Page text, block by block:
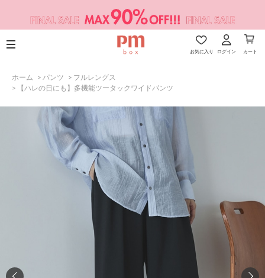
お気に入り ログイン カート
ホーム > パンツ > フルレングス
>
【ハレの日にも】多機能ツータックワイドパンツ